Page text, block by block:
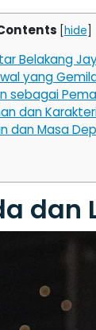
[hide]
Belakang
yang
sebagai
dan
dan Masa
dan